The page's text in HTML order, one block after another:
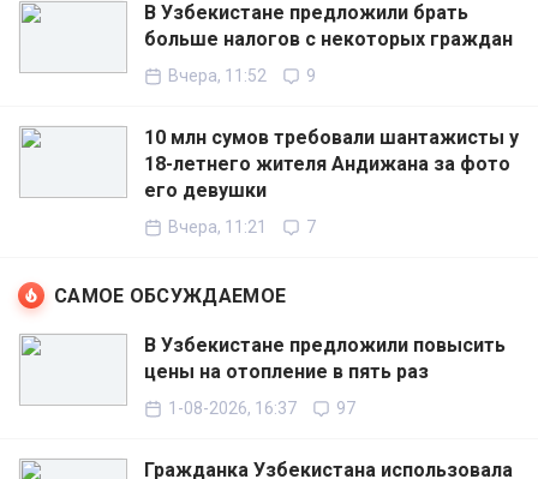
В Узбекистане предложили брать
больше налогов с некоторых граждан
Вчера, 11:52 9
10 млн сумов требовали шантажисты у
18-летнего жителя Андижана за фото
его девушки
Вчера, 11:21 7
САМОЕ ОБСУЖДАЕМОЕ
В Узбекистане предложили повысить
цены на отопление в пять раз
1-08-2026, 16:37 97
Гражданка Узбекистана использовала